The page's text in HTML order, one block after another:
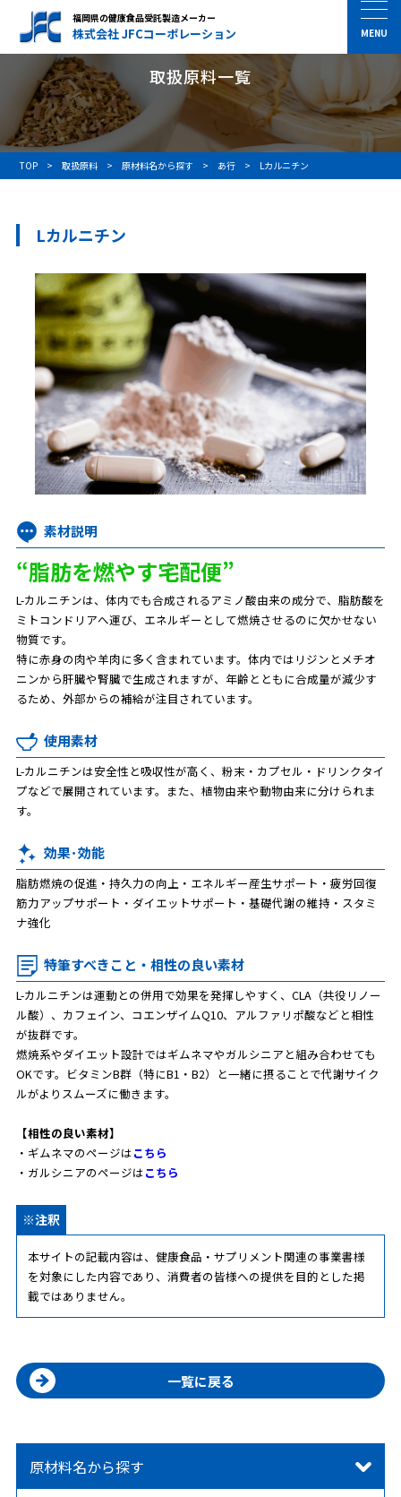
福岡県の健康食品受託製造メーカー
株式会社 JFCコーポレーション
取扱原料一覧
TOP 取扱原料 原材料名から探す あ行 Lカルニチン
Lカルニチン
素材説明
“脂肪を燃やす宅配便”
L-カルニチンは、体内でも合成されるアミノ酸由来の成分で、脂肪酸を
ミトコンドリアへ運び、エネルギーとして燃焼させるのに欠かせない
物質です。
特に赤身の肉や羊肉に多く含まれています。体内ではリジンとメチオ
ニンから肝臓や腎臓で生成されますが、年齢とともに合成量が減少す
るため、外部からの補給が注目されています。
使用素材
L-カルニチンは安全性と吸収性が高く、粉末・カプセル・ドリンクタイ
プなどで展開されています。また、植物由来や動物由来に分けられま
す。
効果･効能
脂肪燃焼の促進・持久力の向上・エネルギー産生サポート・疲労回復
筋力アップサポート・ダイエットサポート・基礎代謝の維持・スタミ
ナ強化
特筆すべきこと・相性の良い素材
L-カルニチンは運動との併用で効果を発揮しやすく、CLA（共役リノー
ル酸）、カフェイン、コエンザイムQ10、アルファリポ酸などと相性
が抜群です。
燃焼系やダイエット設計ではギムネマやガルシニアと組み合わせても
OKです。ビタミンB群（特にB1・B2）と一緒に摂ることで代謝サイク
ルがよりスムーズに働きます。
【相性の良い素材】
・ギムネマのページはこちら
・ガルシニアのページはこちら
※注釈
本サイトの記載内容は、健康食品・サプリメント関連の事業書様
を対象にした内容であり、消費者の皆様への提供を目的とした掲
載ではありません。
一覧に戻る
原材料名から探す